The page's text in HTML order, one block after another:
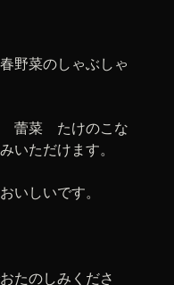
野菜のしゃぶしゃ
蕾菜 たけのこな
いただけます。
いしいです。
たのしみくださ